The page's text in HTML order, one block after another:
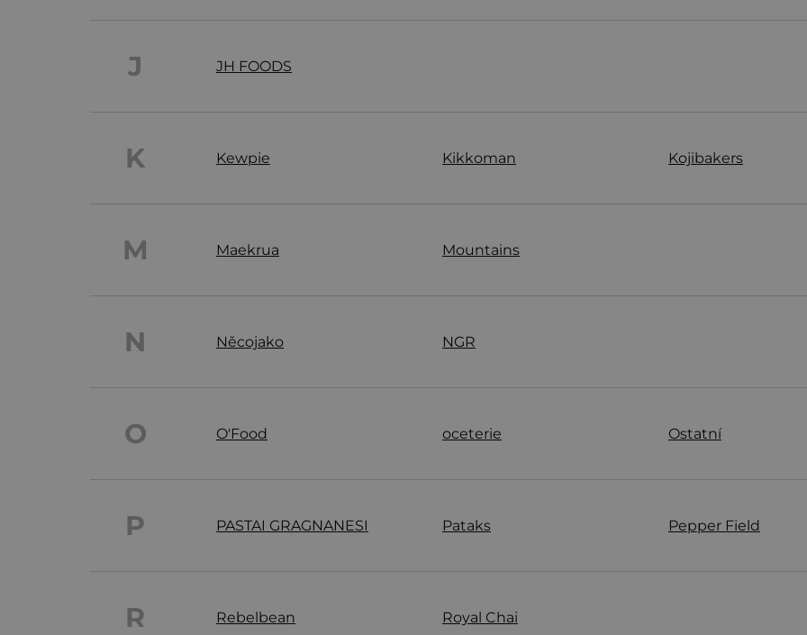
J JH FOODS
K Kewpie Kikkoman Kojibakers
M Maekrua Mountains
N Něcojako NGR
O O'Food oceterie Ostatní
P PASTAI GRAGNANESI Pataks Pepper Field
R Rebelbean Royal Chai